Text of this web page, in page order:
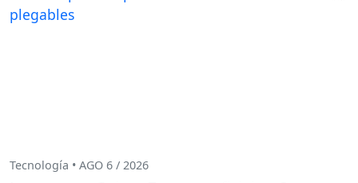
Tecnología • AGO 6 / 2026